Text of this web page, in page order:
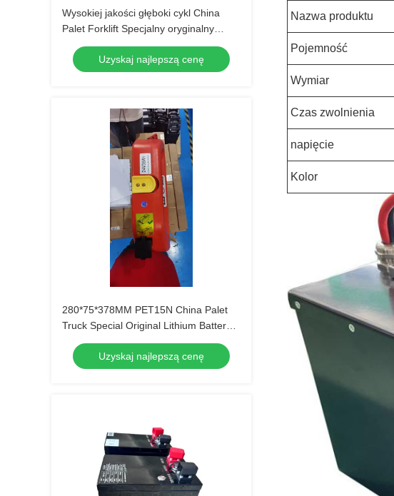
Wysokiej jakości głęboki cykl China
Palet Forklift Specjalny oryginalny
akumulator litowy 24V 36AH dla
PET15N Palet Forklift
Uzyskaj najlepszą cenę
280*75*378MM PET15N China Palet
Truck Special Original Lithium Battery
24V 36AH
Uzyskaj najlepszą cenę
Nazwa produktu
Pojemność
Wymiar
Czas zwolnienia
napięcie
Kolor